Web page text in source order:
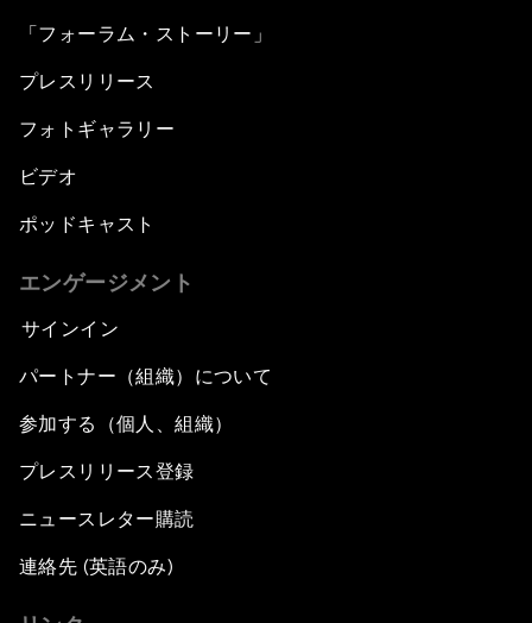
「フォーラム・ストーリー」
プレスリリース
フォトギャラリー
ビデオ
ポッドキャスト
エンゲージメント
サインイン
パートナー（組織）について
参加する（個人、組織）
プレスリリース登録
ニュースレター購読
連絡先 (英語のみ)